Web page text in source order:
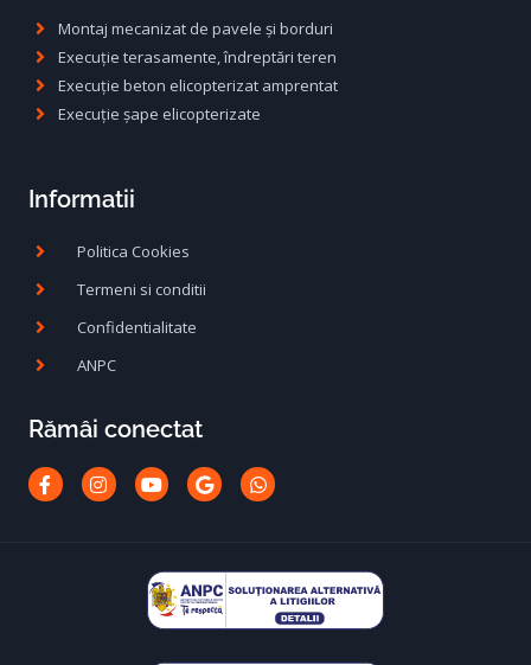
Montaj mecanizat de pavele și borduri
Execuție terasamente, îndreptări teren
Execuție beton elicopterizat amprentat
Execuție șape elicopterizate
Informatii
Politica Cookies
Termeni si conditii
Confidentialitate
ANPC
Rămâi conectat
Facebook-
f
Instagram
YoutubeGoogleWhatsapp